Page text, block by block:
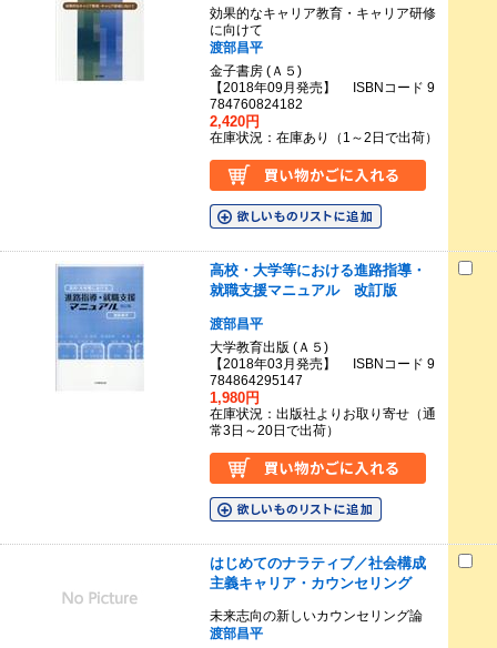
効果的なキャリア教育・キャリア研修
に向けて
渡部昌平
金子書房 (Ａ５)
【2018年09月発売】 ISBNコード 9
784760824182
2,420円
在庫状況：在庫あり（1～2日で出荷）
高校・大学等における進路指導・
就職支援マニュアル 改訂版
渡部昌平
大学教育出版 (Ａ５)
【2018年03月発売】 ISBNコード 9
784864295147
1,980円
在庫状況：出版社よりお取り寄せ（通
常3日～20日で出荷）
はじめてのナラティブ／社会構成
主義キャリア・カウンセリング
未来志向の新しいカウンセリング論
渡部昌平